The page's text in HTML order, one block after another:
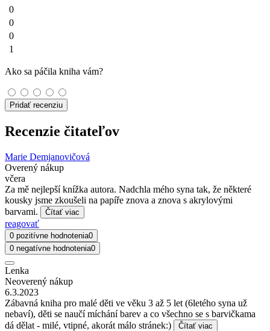
0
0
0
1
Ako sa páčila kniha vám?
Pridať recenziu
Recenzie čitateľov
Marie Demjanovičová
Overený nákup
včera
Za mě nejlepší knížka autora. Nadchla mého syna tak, že některé
kousky jsme zkoušeli na papíře znova a znova s akrylovými
barvami.
Čítať viac
reagovať
0 pozitívne hodnotenia0
0 negatívne hodnotenia0
Lenka
Neoverený nákup
6.3.2023
Zábavná kniha pro malé děti ve věku 3 až 5 let (6letého syna už
nebaví), děti se naučí míchání barev a co všechno se s barvičkama
dá dělat - milé, vtipné, akorát málo stránek:)
Čítať viac